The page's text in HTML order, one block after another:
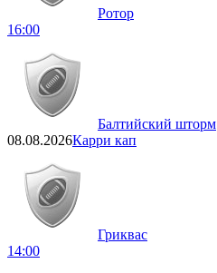
Ротор
16:00
Балтийский шторм
08.08.2026Карри кап
Гриквас
14:00